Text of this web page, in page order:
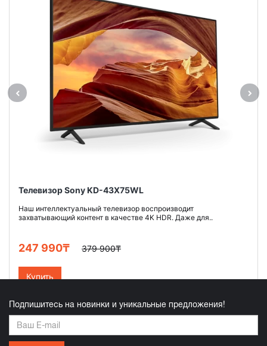
Телевизор Sony KD-43X75WL
Наш интеллектуальный телевизор воспроизводит
захватывающий контент в качестве 4K HDR. Даже для..
247 990₸ 379 900₸
Купить
Подпишитесь на новинки и уникальные предложения!